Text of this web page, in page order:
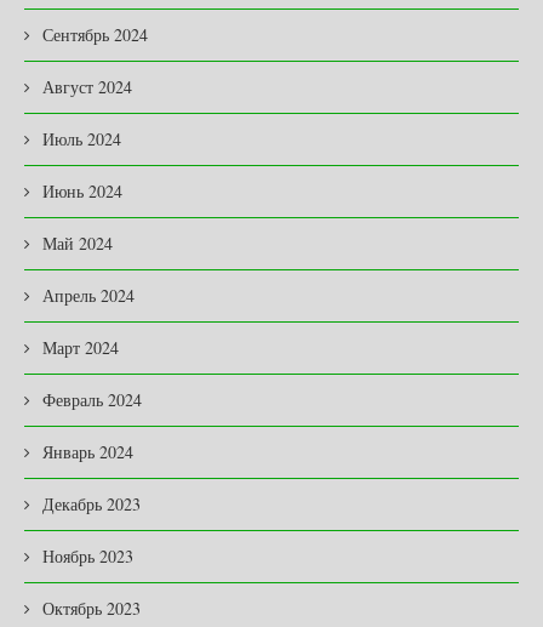
Сентябрь 2024
Август 2024
Июль 2024
Июнь 2024
Май 2024
Апрель 2024
Март 2024
Февраль 2024
Январь 2024
Декабрь 2023
Ноябрь 2023
Октябрь 2023